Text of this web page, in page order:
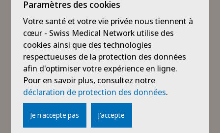
l’établissement. Aujourd’hui, la Clinique dentaire de
Genolier compte plus de dix collaborateurs.
1998
Un Centre de Prévention du Vieillissement est créé
par le Professeur Jacques Proust. La Clinique de
Genolier saisit dès lors l’opportunité de se
développer dans tous les aspects de la Chirurgie
plastique et esthétique ainsi que de la Dermatologie
esthétique.
Paramètres des cookies
Votre santé et votre vie privée nous tiennent à
cœur - Swiss Medical Network utilise des
cookies ainsi que des technologies
respectueuses de la protection des données
afin d'optimiser votre expérience en ligne.
Pour en savoir plus, consultez notre
déclaration de protection des données.
Je n'accepte pas J'accepte